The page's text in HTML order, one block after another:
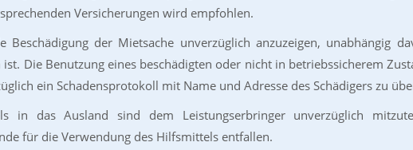
Versicherungen wird empfohlen.
der Mietsache unverzüglich anzuzeigen, unabhängig
Die Benutzung eines beschädigten oder nicht in betriebssicherem
ein Schadensprotokoll mit Name und Adresse des Schädigers zu
in das Ausland sind dem Leistungserbringer unverzüglich
für die Verwendung des Hilfsmittels entfallen.